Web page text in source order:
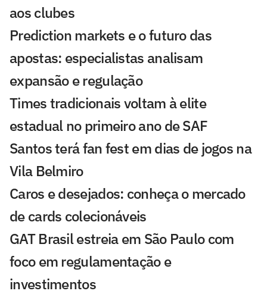
aos clubes
Prediction markets e o futuro das
apostas: especialistas analisam
expansão e regulação
Times tradicionais voltam à elite
estadual no primeiro ano de SAF
Santos terá fan fest em dias de jogos na
Vila Belmiro
Caros e desejados: conheça o mercado
de cards colecionáveis
GAT Brasil estreia em São Paulo com
foco em regulamentação e
investimentos